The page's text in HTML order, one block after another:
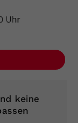
Uhr
keine